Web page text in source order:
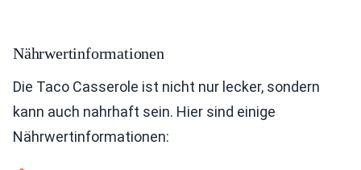
Nährwertinformationen
Die Taco Casserole ist nicht nur lecker, sondern
kann auch nahrhaft sein. Hier sind einige
Nährwertinformationen: